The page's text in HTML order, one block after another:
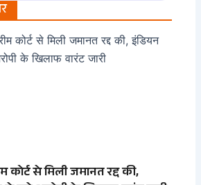
कोर्ट से मिली जमानत रद्द की,